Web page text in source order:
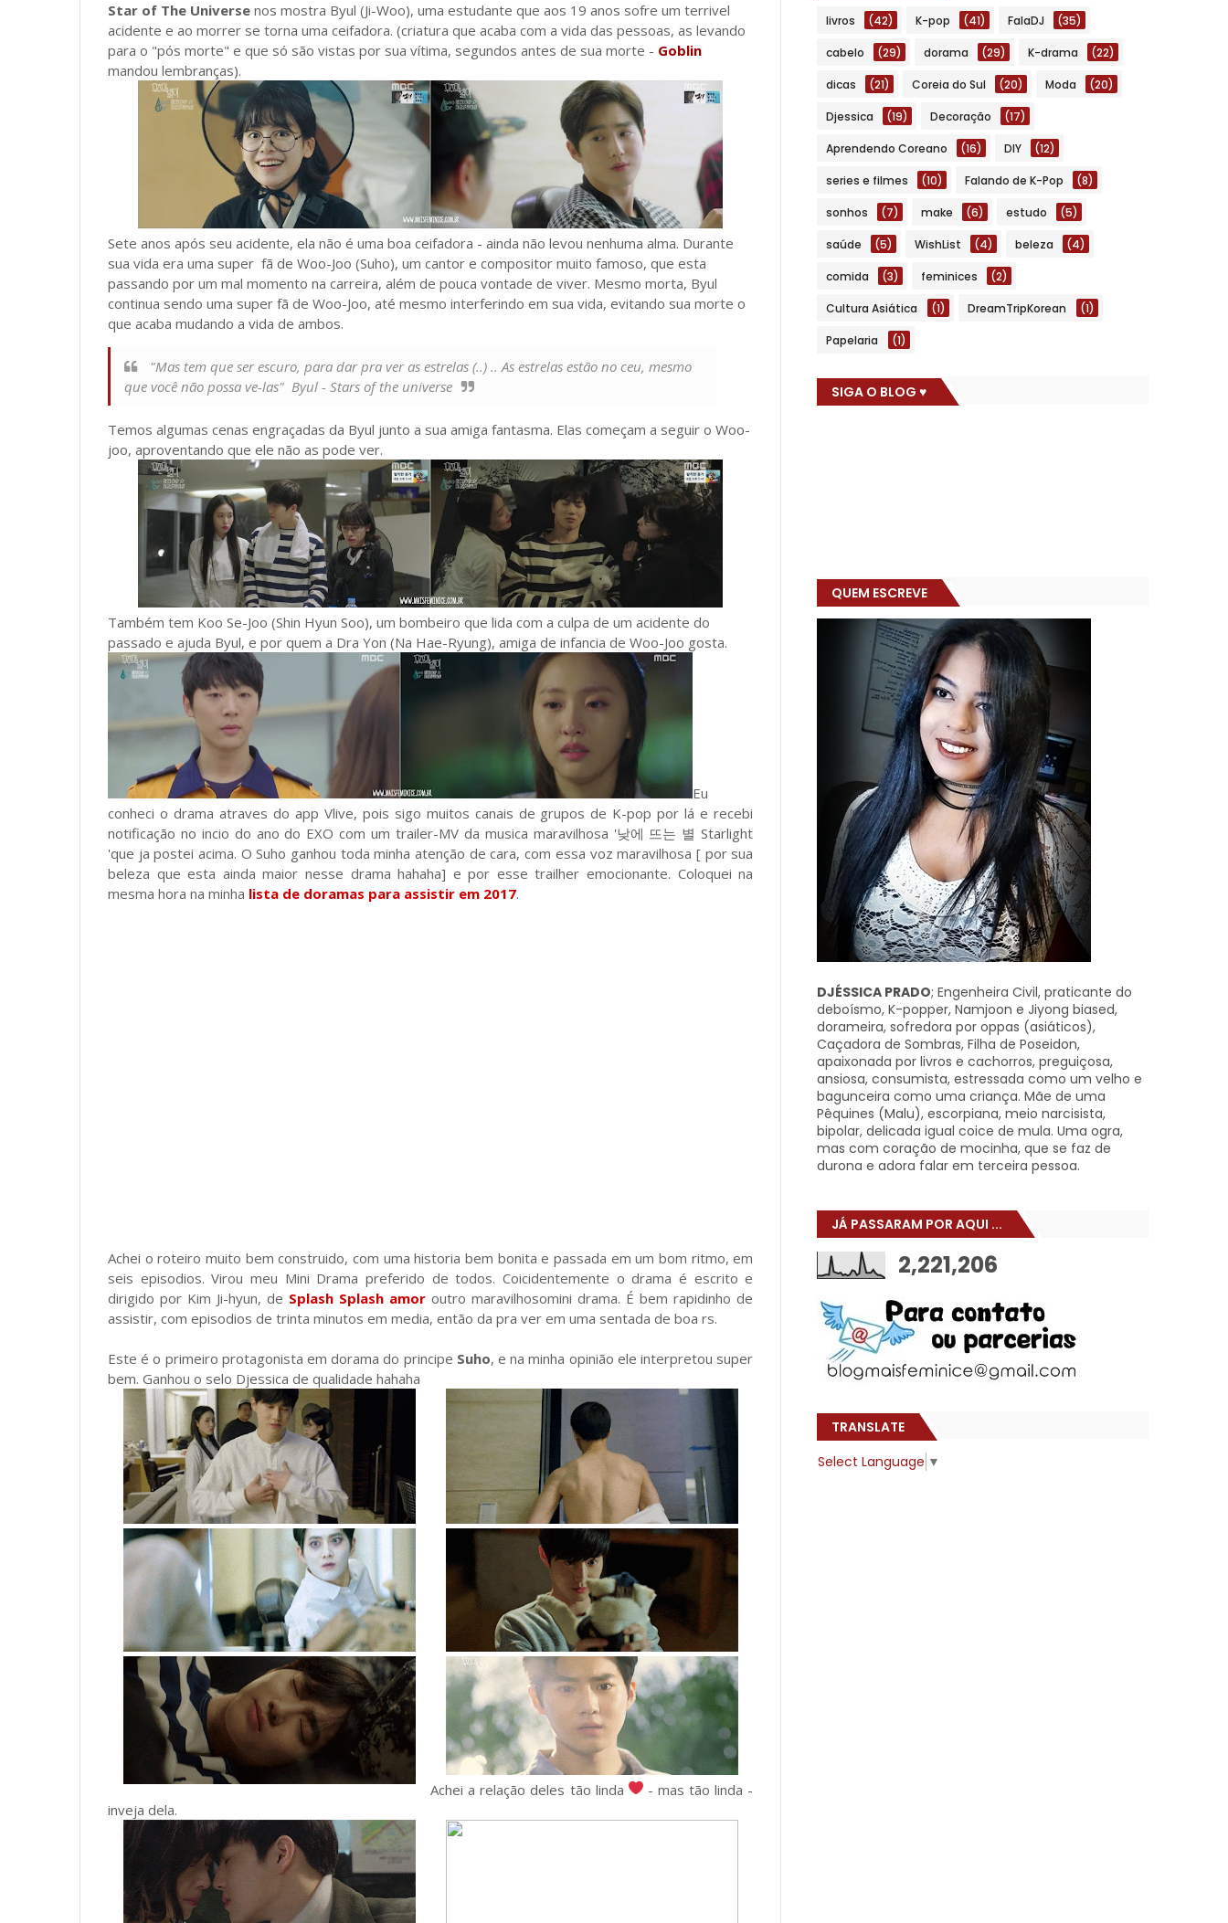
Star of The Universe nos mostra Byul (Ji-Woo), uma estudante que aos 19 anos sofre um terrivel
acidente e ao morrer se torna uma ceifadora. (criatura que acaba com a vida das pessoas, as levando
para o "pós morte" e que só são vistas por sua vítima, segundos antes de sua morte - Goblin
mandou lembranças).
Sete anos após seu acidente, ela não é uma boa ceifadora - ainda não levou nenhuma alma. Durante
sua vida era uma super fã de Woo-Joo (Suho), um cantor e compositor muito famoso, que esta
passando por um mal momento na carreira, além de pouca vontade de viver. Mesmo morta, Byul
continua sendo uma super fã de Woo-Joo, até mesmo interferindo em sua vida, evitando sua morte o
que acaba mudando a vida de ambos.
"Mas tem que ser escuro, para dar pra ver as estrelas (..) .. As estrelas estão no ceu, mesmo
que você não possa ve-las" Byul - Stars of the universe
Temos algumas cenas engraçadas da Byul junto a sua amiga fantasma. Elas começam a seguir o Woo-
joo, aproventando que ele não as pode ver.
Também tem Koo Se-Joo (Shin Hyun Soo), um bombeiro que lida com a culpa de um acidente do
passado e ajuda Byul, e por quem a Dra Yon (Na Hae-Ryung), amiga de infancia de Woo-Joo gosta.
Eu
conheci o drama atraves do app Vlive, pois sigo muitos canais de grupos de K-pop por lá e recebi
notificação no incio do ano do EXO com um trailer-MV da musica maravilhosa '낮에 뜨는 별 Starlight
'que ja postei acima. O Suho ganhou toda minha atenção de cara, com essa voz maravilhosa [ por sua
beleza que esta ainda maior nesse drama hahaha] e por esse trailher emocionante. Coloquei na
mesma hora na minha lista de doramas para assistir em 2017.
Achei o roteiro muito bem construido, com uma historia bem bonita e passada em um bom ritmo, em
seis episodios. Virou meu Mini Drama preferido de todos. Coicidentemente o drama é escrito e
dirigido por Kim Ji-hyun, de Splash Splash amor outro maravilhosomini drama. É bem rapidinho de
assistir, com episodios de trinta minutos em media, então da pra ver em uma sentada de boa rs.
Este é o primeiro protagonista em dorama do principe Suho, e na minha opinião ele interpretou super
bem. Ganhou o selo Djessica de qualidade hahaha
Achei a relação deles tão linda
- mas tão linda -
inveja dela.
livros (42) K-pop (41) FalaDJ (35)
cabelo (29) dorama (29) K-drama (22)
dicas (21) Coreia do Sul (20) Moda (20)
Djessica (19) Decoração (17)
Aprendendo Coreano (16) DIY (12)
series e filmes (10) Falando de K-Pop (8)
sonhos (7) make (6) estudo (5)
saúde (5) WishList (4) beleza (4)
comida (3) feminices (2)
Cultura Asiática (1) DreamTripKorean (1)
Papelaria (1)
SIGA O BLOG ♥
QUEM ESCREVE
DJÉSSICA PRADO; Engenheira Civil, praticante do
deboísmo, K-popper, Namjoon e Jiyong biased,
dorameira, sofredora por oppas (asiáticos),
Caçadora de Sombras, Filha de Poseidon,
apaixonada por livros e cachorros, preguiçosa,
ansiosa, consumista, estressada como um velho e
bagunceira como uma criança. Mãe de uma
Pêquines (Malu), escorpiana, meio narcisista,
bipolar, delicada igual coice de mula. Uma ogra,
mas com coração de mocinha, que se faz de
durona e adora falar em terceira pessoa.
JÁ PASSARAM POR AQUI ...
2,221,206
TRANSLATE
Select Language ▼